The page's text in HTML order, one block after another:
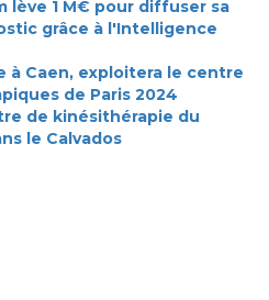
lève 1 M€ pour diffuser sa
grâce à l'Intelligence
à Caen, exploitera le centre
de Paris 2024
de kinésithérapie du
le Calvados